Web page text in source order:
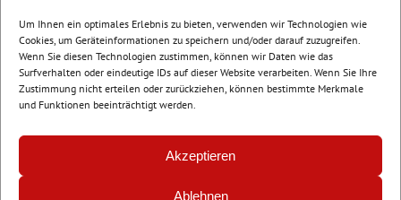
Um Ihnen ein optimales Erlebnis zu bieten, verwenden wir Technologien wie
Cookies, um Geräteinformationen zu speichern und/oder darauf zuzugreifen.
Wenn Sie diesen Technologien zustimmen, können wir Daten wie das
Surfverhalten oder eindeutige IDs auf dieser Website verarbeiten. Wenn Sie Ihre
Zustimmung nicht erteilen oder zurückziehen, können bestimmte Merkmale
und Funktionen beeinträchtigt werden.
Akzeptieren
Ablehnen